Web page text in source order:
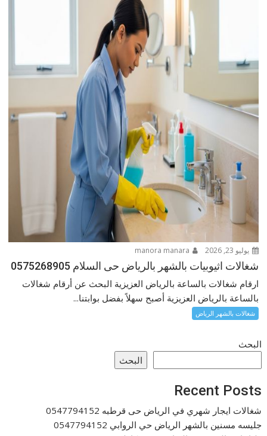
يوليو 23, 2026
شغالات اثيوبيات بالشهر بالرياض حى السلام 0575268905
ارقام شغالات بالساعة بالرياض العزيزية البحث عن أرقام شغالات
بالساعة بالرياض العزيزية أصبح سهلاً بفضل بوابتنا...
شغالات بالشهر الرياض
البحث
البحث
Recent Posts
شغالات ايجار شهري في الرياض حى قرطبه 0547794152
جليسه مسنين بالشهر الرياض حي الروابي 0547794152